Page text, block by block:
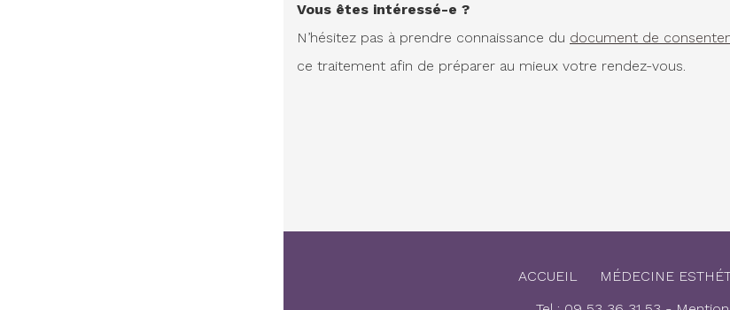
Vous êtes intéressé-e ?
N’hésitez pas à prendre connaissance du document de
ce traitement afin de préparer au mieux votre rendez-vous.
ACCUEIL MÉDECINE